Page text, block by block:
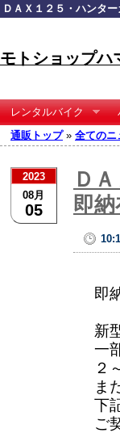
ＤＡＸ１２５・ハンタ
モトショップハ
レンタルバイク
通販トップ» 全てのニ
2023
08月
05
Ｄ
即納
即
新
一
２
ま
下
ご